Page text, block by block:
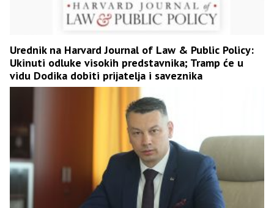
Urednik na Harvard Journal of Law & Public Policy:
Ukinuti odluke visokih predstavnika; Tramp će u
vidu Dodika dobiti prijatelja i saveznika